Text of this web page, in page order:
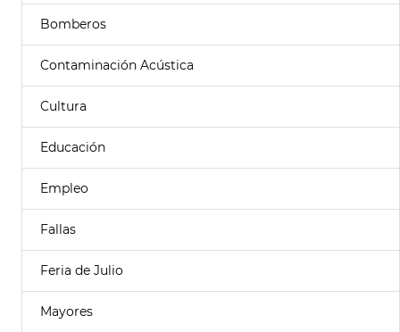
Bomberos
Contaminación Acústica
Cultura
Educación
Empleo
Fallas
Feria de Julio
Mayores